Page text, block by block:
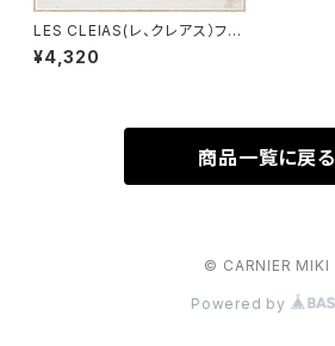
LES CLEIAS(レ、クレアス）フラ
ンス エトワールネックレス
¥4,320
商品一覧に戻る
© CARNIER MIKI
Powered by